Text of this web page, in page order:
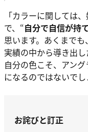
「カラーに関しては
で、“自分で自信が持
思います。あくまで
実績の中から導き出
自分の色こそ、アン
になるのではないでし
お詫びと訂正